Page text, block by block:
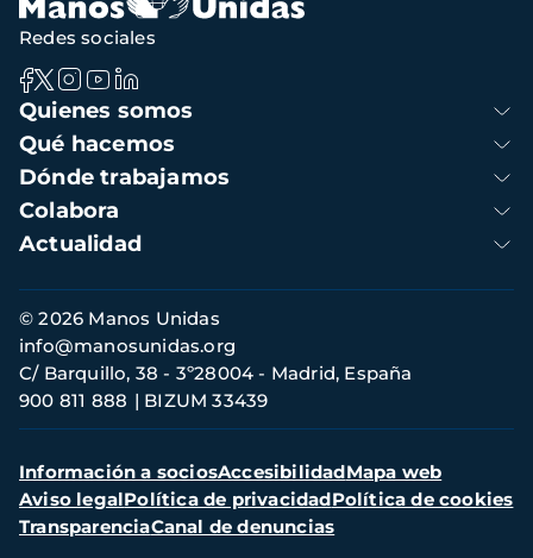
Navegación
principal
Quienes somos
Qué hacemos
Dónde trabajamos
Colabora
Actualidad
Redes sociales
Información
de
contacto
© 2026 Manos Unidas
C/ Barquillo, 38 - 3º28004 - Madrid, España
900 811 888
BIZUM 33439
info@manosunidas.org
Menú
secundario
Información a sociosAccesibilidadMapa web
Aviso legalPolítica de privacidadPolítica de cookies
TransparenciaCanal de denuncias